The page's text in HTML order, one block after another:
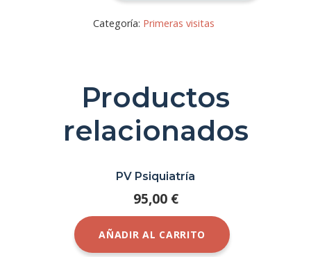
Categoría: Primeras visitas
Productos
relacionados
PV Psiquiatría
95,00 €
AÑADIR AL CARRITO